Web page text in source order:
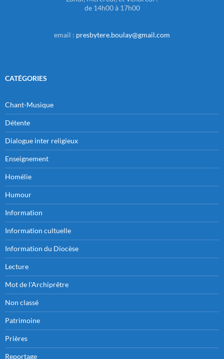
de 14h00 à 17h00
email : presbytere.boulay@gmail.com
CATÉGORIES
Chant-Musique
Détente
Dialogue inter religieux
Enseignement
Homélie
Humour
Information
Information cultuelle
Information du Diocèse
Lecture
Mot de l'Archiprêtre
Non classé
Patrimoine
Prières
Reportage